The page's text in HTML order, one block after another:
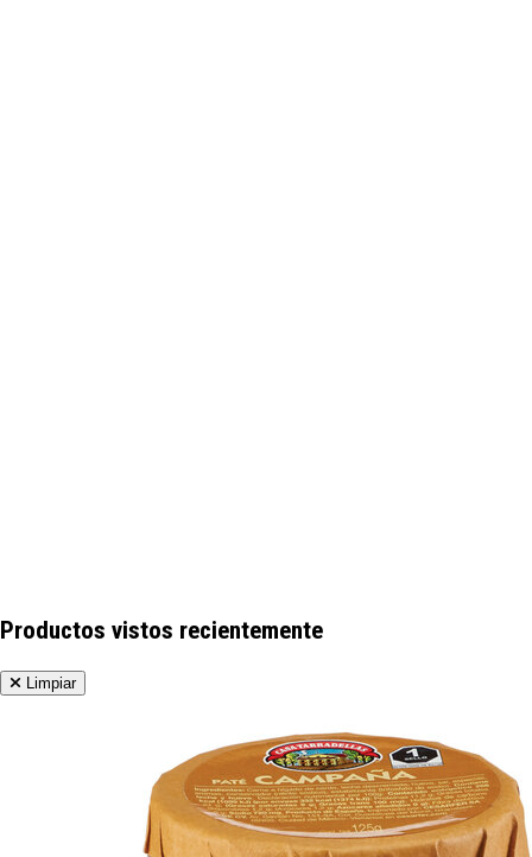
Productos vistos recientemente
Limpiar